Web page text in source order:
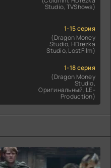
Studio, TVShows)
1-15 серия
(Dragon Money
Studio, HDrezka
Studio, LostFilm)
1-18 серия
(Dragon Money
Studio,
Оригинальный, LE-
Production)